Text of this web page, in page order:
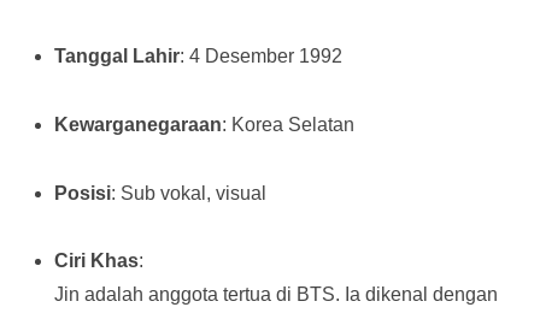
Tanggal Lahir: 4 Desember 1992
Kewarganegaraan: Korea Selatan
Posisi: Sub vokal, visual
Ciri Khas:
Jin adalah anggota tertua di BTS. Ia dikenal dengan